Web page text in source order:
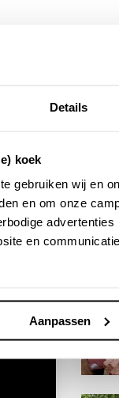
Details
koek
gebruiken wij en
en om onze
en
Aanpassen